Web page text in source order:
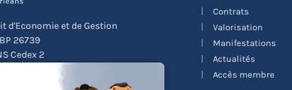
d'Economie et de Gestion
26739
Cedex 2
41 70 37
Contrats
Valorisation
Manifestations
Actualités
Accès membre